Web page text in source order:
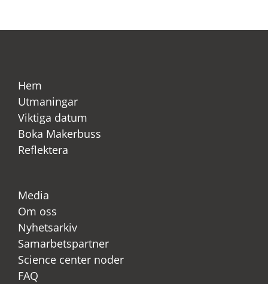
Hem
Utmaningar
Viktiga datum
Boka Makerbuss
Reflektera
Media
Om oss
Nyhetsarkiv
Samarbetspartner
Science center noder
FAQ